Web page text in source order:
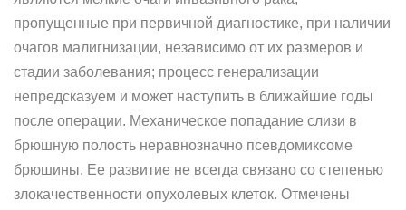
пропущенные при первичной диагностике, при наличии
очагов малигнизации, независимо от их размеров и
стадии заболевания; процесс генерализации
непредсказуем и может наступить в ближайшие годы
после операции. Механическое попадание слизи в
брюшную полость неравнозначно псевдомиксоме
брюшины. Ее развитие не всегда связано со степенью
злокачественности опухолевых клеток. Отмечены